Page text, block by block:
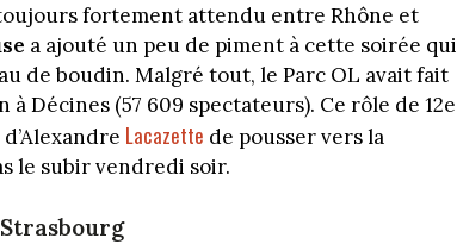
fortement attendu entre Rhône et
a ajouté un peu de piment à cette soirée qui
de boudin. Malgré tout, le Parc OL avait fait
Décines (57 609 spectateurs). Ce rôle de 12e
Lacazette de pousser vers la
le subir vendredi soir.